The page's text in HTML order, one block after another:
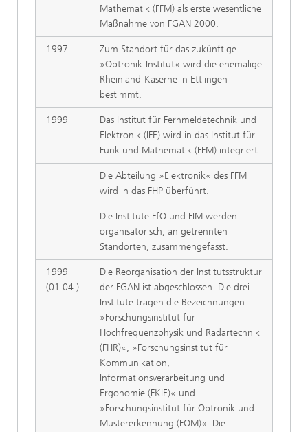
Mathematik (FFM) als erste wesentliche
Maßnahme von FGAN 2000.
1997
Zum Standort für das zukünftige
»Optronik-Institut« wird die ehemalige
Rheinland-Kaserne in Ettlingen
bestimmt.
1999
Das Institut für Fernmeldetechnik und
Elektronik (IFE) wird in das Institut für
Funk und Mathematik (FFM) integriert.
Die Abteilung »Elektronik« des FFM
wird in das FHP überführt.
Die Institute FfO und FIM werden
organisatorisch, an getrennten
Standorten, zusammengefasst.
1999
(01.04.)
Die Reorganisation der Institutsstruktur
der FGAN ist abgeschlossen. Die drei
Institute tragen die Bezeichnungen
»Forschungsinstitut für
Hochfrequenzphysik und Radartechnik
(FHR)«, »Forschungsinstitut für
Kommunikation,
Informationsverarbeitung und
Ergonomie (FKIE)« und
»Forschungsinstitut für Optronik und
Mustererkennung (FOM)«. Die